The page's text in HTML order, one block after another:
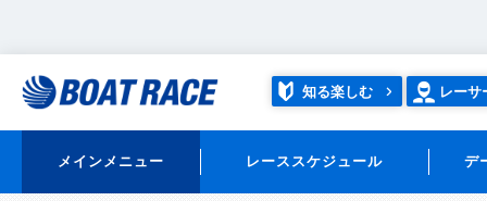
知る楽しむ レーサ
メインメニュー レーススケジュール デ